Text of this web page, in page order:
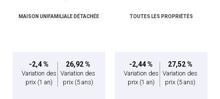
MAISON UNIFAMILIALE DÉTACHÉE
-2,4 %
Variation des
prix (1 an)
26,92 %
Variation des
prix (5 ans)
TOUTES LES PROPRIÉTÉS
-2,44 %
Variation des
prix (1 an)
27,52 %
Variation des
prix (5 ans)